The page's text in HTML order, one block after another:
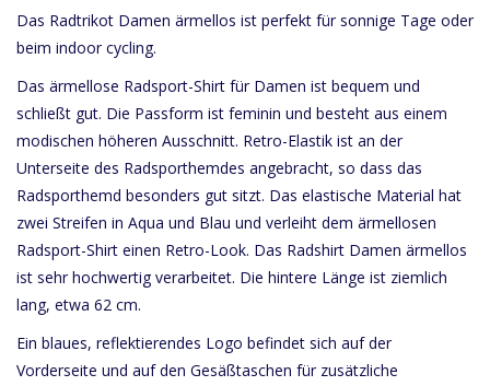
Das Radtrikot Damen ärmellos ist perfekt für sonnige Tage oder
beim indoor cycling.
Das ärmellose Radsport-Shirt für Damen ist bequem und
schließt gut. Die Passform ist feminin und besteht aus einem
modischen höheren Ausschnitt. Retro-Elastik ist an der
Unterseite des Radsporthemdes angebracht, so dass das
Radsporthemd besonders gut sitzt. Das elastische Material hat
zwei Streifen in Aqua und Blau und verleiht dem ärmellosen
Radsport-Shirt einen Retro-Look. Das Radshirt Damen ärmellos
ist sehr hochwertig verarbeitet. Die hintere Länge ist ziemlich
lang, etwa 62 cm.
Ein blaues, reflektierendes Logo befindet sich auf der
Vorderseite und auf den Gesäßtaschen für zusätzliche